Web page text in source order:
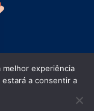
experiência
a consentir a